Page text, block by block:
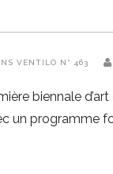
VENTILO N° 463
biennale
un programme